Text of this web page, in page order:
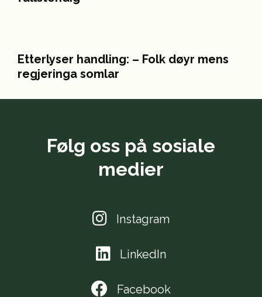
Etterlyser handling: – Folk døyr mens
regjeringa somlar
Følg oss på sosiale
medier
Instagram
LinkedIn
Facebook